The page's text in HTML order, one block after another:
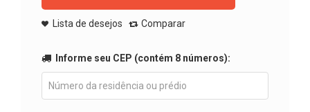
Lista de desejos Comparar
Informe seu CEP (contém 8 números):